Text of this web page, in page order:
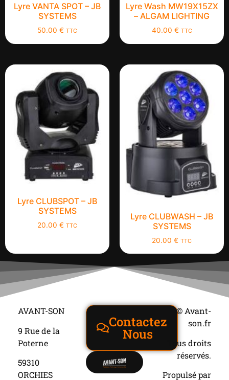
Lyre VANTA SPOT – JB
SYSTEMS
50.00 € TTC
Lyre Wash MW19X15ZX
– ALGAM LIGHTING
40.00 € TTC
Lyre CLUBSPOT – JB
SYSTEMS
20.00 € TTC
Lyre CLUBWASH – JB
SYSTEMS
20.00 € TTC
AVANT-SON
9 Rue de la
Poterne
59310
ORCHIES
Contactez
Nous
© Avant-
son.fr
Tous droits
réservés.
Propulsé par